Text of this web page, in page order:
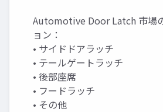
Automotive Door Latch 市場
ョン：
• サイドドアラッチ
• テールゲートラッチ
• 後部座席
• フードラッチ
• その他